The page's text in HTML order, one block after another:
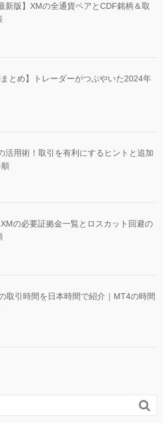
新版】XMの全通貨ペアとCDF銘柄＆取
まとめ】トレーダーがつぶやいた2024年
活用術！取引を有利にするヒントと追加
の必要証拠金一覧とロスカット回避の
取引時間を日本時間で紹介｜MT4の時間
